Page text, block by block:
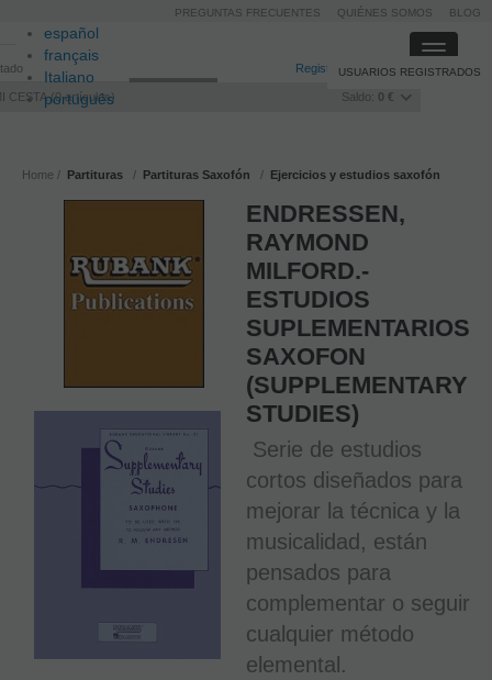
español
français
Italiano
português
Registro /Iniciar sesión
CESTA 0artículos Saldo: 0 €
USUARIOS REGISTRADOS
Toggle
Home Partituras Partituras Saxofón Ejercicios y estudios saxofón
ENDRESSEN,
RAYMOND
MILFORD.-
ESTUDIOS
SUPLEMENTARIOS
SAXOFON
(SUPPLEMENTARY
STUDIES)
Serie de estudios
cortos diseñados para
mejorar la técnica y la
musicalidad, están
pensados para
complementar o seguir
cualquier método
elemental.
PREGUNTAS FRECUENTES QUIÉNES SOMOS BLOG